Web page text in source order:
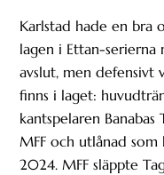
Karlstad hade en bra
lagen i Ettan-
avslut, men defensivt
finns i laget:
kantspelaren Banabas
MFF och utlånad
2024. MFF släppte